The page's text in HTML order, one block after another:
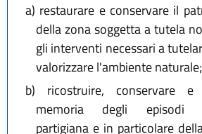
a) restaurare e conservare il
della zona soggetta a tutela
gli interventi necessari a
valorizzare l'ambiente naturale;
b) ricostruire, conservare
memoria degli episodi
partigiana e in particolare